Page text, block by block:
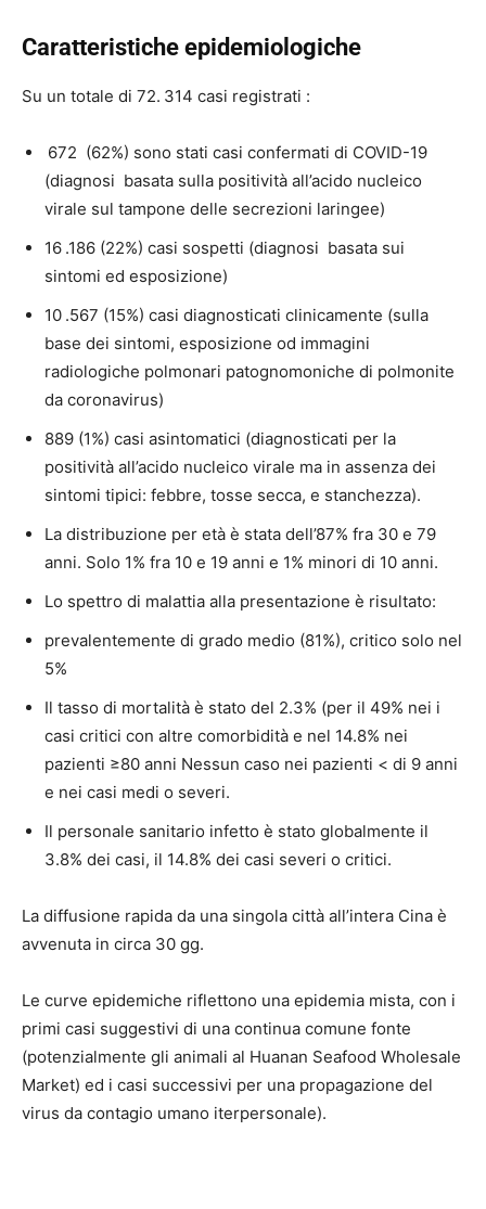
Caratteristiche epidemiologiche
Su un totale di 72. 314 casi registrati :
672 (62%) sono stati casi confermati di COVID-19
(diagnosi basata sulla positività all’acido nucleico
virale sul tampone delle secrezioni laringee)
16 .186 (22%) casi sospetti (diagnosi basata sui
sintomi ed esposizione)
10 .567 (15%) casi diagnosticati clinicamente (sulla
base dei sintomi, esposizione od immagini
radiologiche polmonari patognomoniche di polmonite
da coronavirus)
889 (1%) casi asintomatici (diagnosticati per la
positività all’acido nucleico virale ma in assenza dei
sintomi tipici: febbre, tosse secca, e stanchezza).
La distribuzione per età è stata dell’87% fra 30 e 79
anni. Solo 1% fra 10 e 19 anni e 1% minori di 10 anni.
Lo spettro di malattia alla presentazione è risultato:
prevalentemente di grado medio (81%), critico solo nel
5%
Il tasso di mortalità è stato del 2.3% (per il 49% nei i
casi critici con altre comorbidità e nel 14.8% nei
pazienti ≥80 anni Nessun caso nei pazienti < di 9 anni
e nei casi medi o severi.
Il personale sanitario infetto è stato globalmente il
3.8% dei casi, il 14.8% dei casi severi o critici.
La diffusione rapida da una singola città all’intera Cina è
avvenuta in circa 30 gg.
Le curve epidemiche riflettono una epidemia mista, con i
primi casi suggestivi di una continua comune fonte
(potenzialmente gli animali al Huanan Seafood Wholesale
Market) ed i casi successivi per una propagazione del
virus da contagio umano iterpersonale).